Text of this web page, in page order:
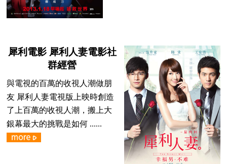
犀利電影 犀利人妻電影社
群經營
與電視的百萬的收視人潮做朋
友 犀利人妻電視版上映時創造
了上百萬的收視人潮，搬上大
銀幕最大的挑戰是如何 ......